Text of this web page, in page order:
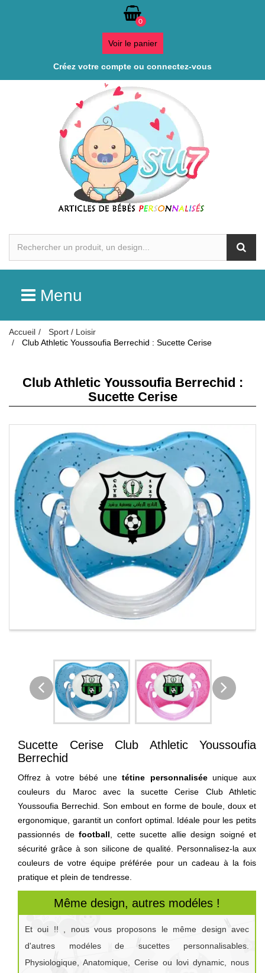
0
Voir le panier
Créez votre compte ou connectez-vous
Menu
Accueil
Sport / Loisir
Club Athletic Youssoufia Berrechid : Sucette Cerise
Club Athletic Youssoufia Berrechid :
Sucette Cerise
Sucette Cerise Club Athletic Youssoufia
Berrechid
Offrez à votre bébé unetétine personnaliséeunique aux
couleurs du Maroc avec la sucette Cerise Club Athletic
Youssoufia Berrechid. Son embout en forme de boule, doux et
ergonomique, garantit un confort optimal. Idéale pour les petits
passionnés de football , cette sucette allie design soigné et
sécurité grâce à son silicone de qualité. Personnalisez-la aux
couleurs de votre équipe préférée pour un cadeau à la fois
pratique et plein de tendresse.
Même design, autres modéles !
Et oui !! , nous vous proposons le même design avec
d'autres modéles de sucettes personnalisables.
Physiologique, Anatomique, Cerise ou lovi dynamic, nous